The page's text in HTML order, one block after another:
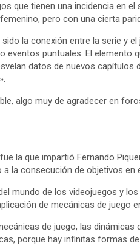
que tienen una incidencia en
pero con una cierta
la conexión entre la serie y
eventos puntuales. El elemento
datos de nuevos
algo muy de agradecer en
la que impartió Fernando
la consecución de objetivos en
mundo de los videojuegos y
de mecánicas de juego
de juego, las
porque hay infinitas formas